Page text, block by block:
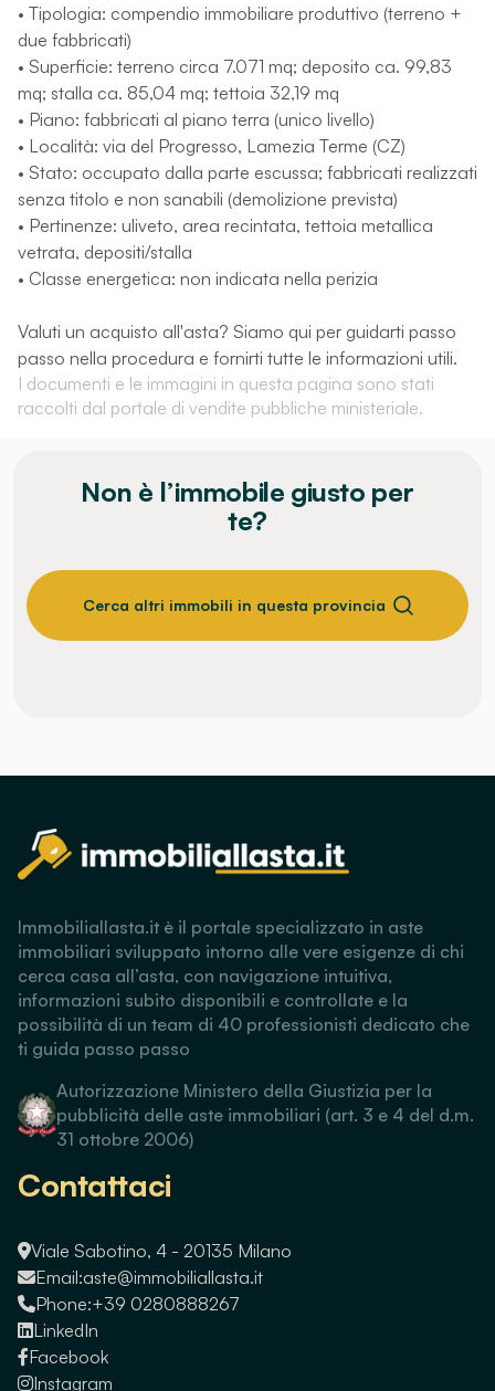
• Tipologia: compendio immobiliare produttivo (terreno +
due fabbricati)
• Superficie: terreno circa 7.071 mq; deposito ca. 99,83
mq; stalla ca. 85,04 mq; tettoia 32,19 mq
• Piano: fabbricati al piano terra (unico livello)
• Località: via del Progresso, Lamezia Terme (CZ)
• Stato: occupato dalla parte escussa; fabbricati realizzati
senza titolo e non sanabili (demolizione prevista)
• Pertinenze: uliveto, area recintata, tettoia metallica
vetrata, depositi/stalla
• Classe energetica: non indicata nella perizia
Valuti un acquisto all'asta? Siamo qui per guidarti passo
passo nella procedura e fornirti tutte le informazioni utili.
I documenti e le immagini in questa pagina sono stati
raccolti dal portale di vendite pubbliche ministeriale.
Non è l’immobile giusto per
te?
Cerca altri immobili in questa provincia
Immobiliallasta.it è il portale specializzato in aste
immobiliari sviluppato intorno alle vere esigenze di chi
cerca casa all’asta, con navigazione intuitiva,
informazioni subito disponibili e controllate e la
possibilità di un team di 40 professionisti dedicato che
ti guida passo passo
Autorizzazione Ministero della Giustizia per la
pubblicità delle aste immobiliari (art. 3 e 4 del d.m.
31 ottobre 2006)
Contattaci
Viale Sabotino, 4 - 20135 Milano
Email:aste@immobiliallasta.it
Phone:+39 0280888267
LinkedIn
Facebook
Instagram